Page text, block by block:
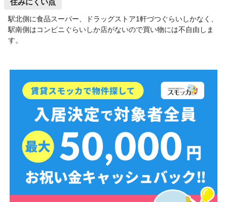
住みにくい点
駅北側に食品スーパー、ドラッグストア1軒づつぐらいしかなく、
駅南側はコンビニぐらいしか店がないので買い物には不自由しま
す。